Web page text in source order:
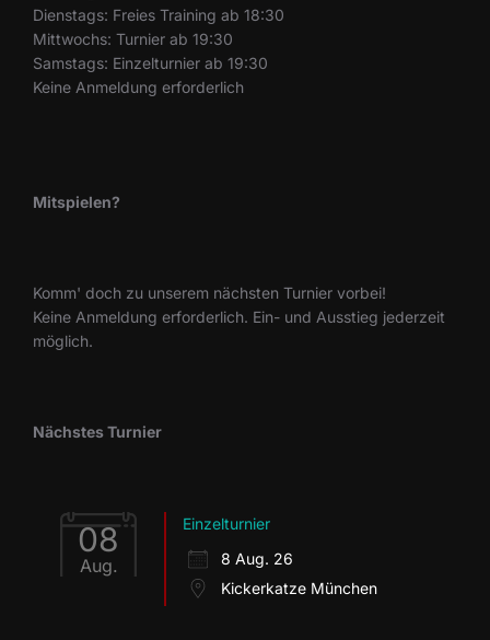
Dienstags: Freies Training ab 18:30
Mittwochs: Turnier ab 19:30
Samstags: Einzelturnier ab 19:30
Keine Anmeldung erforderlich
Mitspielen?
Komm' doch zu unserem nächsten Turnier vorbei!
Keine Anmeldung erforderlich. Ein- und Ausstieg jederzeit
möglich.
Nächstes Turnier
08
Aug.
Einzelturnier
8 Aug. 26
Kickerkatze München